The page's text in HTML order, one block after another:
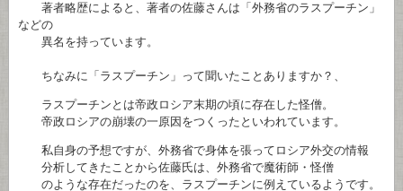
著者略歴によると、著者の佐藤さんは「外務省のラスプーチン」
などの
異名を持っています。
ちなみに「ラスプーチン」って聞いたことありますか？、
ラスプーチンとは帝政ロシア末期の頃に存在した怪僧。
帝政ロシアの崩壊の一原因をつくったといわれています。
私自身の予想ですが、外務省で身体を張ってロシア外交の情報
分析してきたことから佐藤氏は、外務省で魔術師・怪僧
のような存在だったのを、ラスプーチンに例えているようです。